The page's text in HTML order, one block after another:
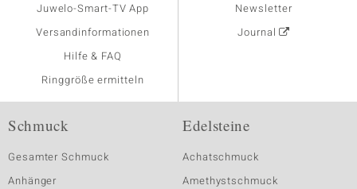
Juwelo-Smart-TV App
Versandinformationen
Hilfe & FAQ
Ringgröße ermitteln
Newsletter
Journal
Schmuck
Gesamter Schmuck
Anhänger
Edelsteine
Achatschmuck
Amethystschmuck